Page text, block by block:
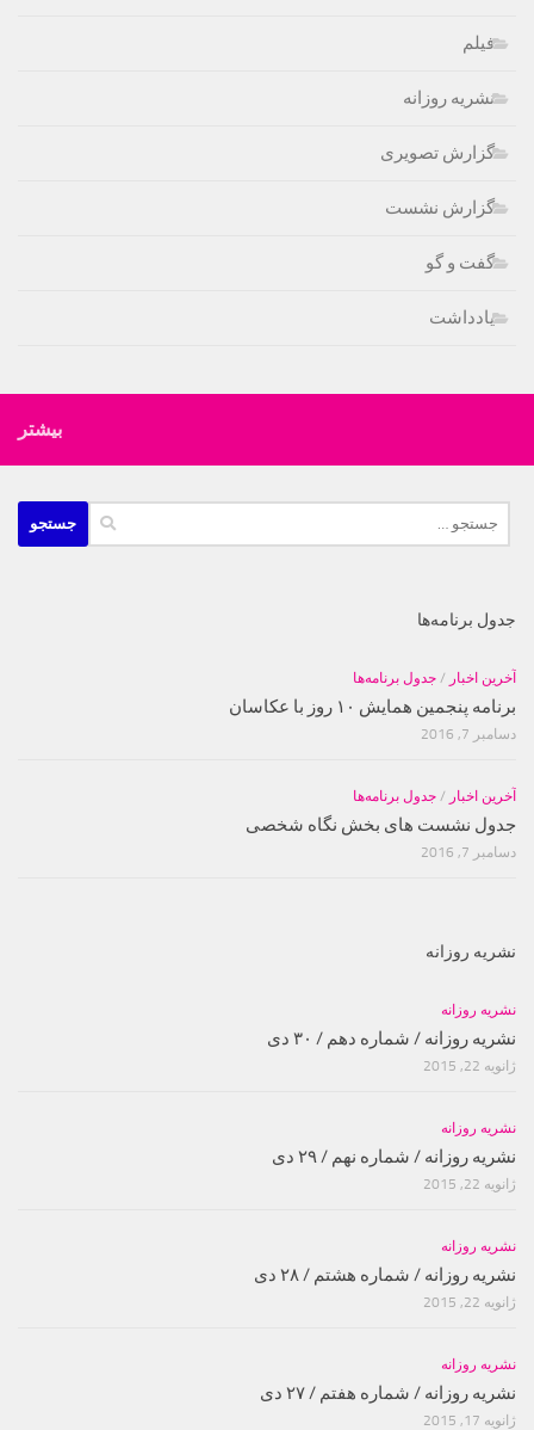
فیلم
نشریه روزانه
گزارش تصویری
گزارش نشست
گفت و گو
یادداشت
بیشتر
برای:
جدول برنامه‌ها
آخرین اخبار / جدول برنامه‌ها
برنامه پنجمین همایش ۱۰ روز با عکاسان
دسامبر 7, 2016
آخرین اخبار / جدول برنامه‌ها
جدول نشست های بخش نگاه شخصی
دسامبر 7, 2016
نشریه روزانه
نشریه روزانه
نشریه روزانه / شماره دهم / ۳۰ دی
ژانویه 22, 2015
نشریه روزانه
نشریه روزانه / شماره نهم / ۲۹ دی
ژانویه 22, 2015
نشریه روزانه
نشریه روزانه / شماره هشتم / ۲۸ دی
ژانویه 22, 2015
نشریه روزانه
نشریه روزانه / شماره هفتم / ۲۷ دی
ژانویه 17, 2015